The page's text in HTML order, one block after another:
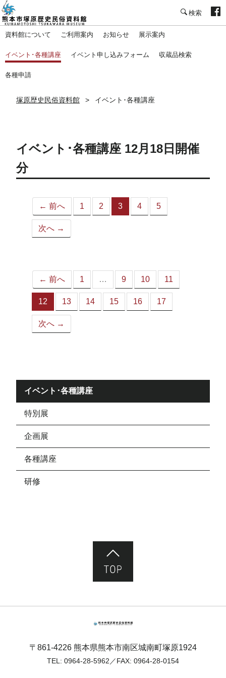
資料館について ご利用案内 お知らせ 展示案内
イベント･各種講座 イベント申し込みフォーム 収蔵品検索
各種申請
塚原歴史民俗資料館 イベント･各種講座
イベント･各種講座 12月18日開催
分
← 前へ 1 2 3
（こ
4 5
次へ →
← 前へ 1 … 9 10 11
12
（こ
の
ペ
13 14 15 16 17
次へ →
イベント･各種講座
特別展
企画展
各種講座
研修
〒861-4226 熊本県熊本市南区城南町塚原1924
TEL: 0964-28-5962 ／FAX: 0964-28-0154